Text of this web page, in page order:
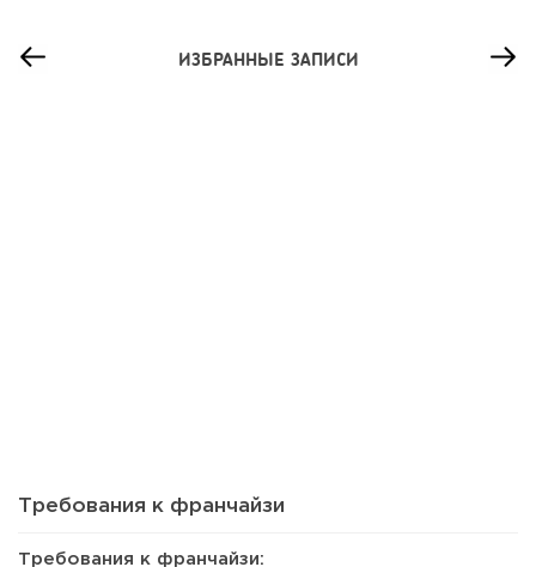
ИЗБРАННЫЕ ЗАПИСИ
Требования к франчайзи
Требования к франчайзи: